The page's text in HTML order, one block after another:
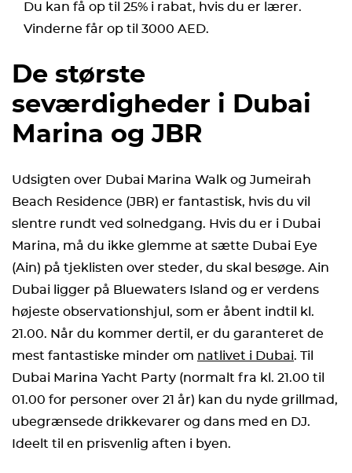
Du kan få op til 25% i rabat, hvis du er lærer.
Vinderne får op til 3000 AED.
De største
seværdigheder i Dubai
Marina og JBR
Udsigten over Dubai Marina Walk og Jumeirah
Beach Residence (JBR) er fantastisk, hvis du vil
slentre rundt ved solnedgang. Hvis du er i Dubai
Marina, må du ikke glemme at sætte Dubai Eye
(Ain) på tjeklisten over steder, du skal besøge. Ain
Dubai ligger på Bluewaters Island og er verdens
højeste observationshjul, som er åbent indtil kl.
21.00. Når du kommer dertil, er du garanteret de
mest fantastiske minder om natlivet i Dubai. Til
Dubai Marina Yacht Party (normalt fra kl. 21.00 til
01.00 for personer over 21 år) kan du nyde grillmad,
ubegrænsede drikkevarer og dans med en DJ.
Ideelt til en prisvenlig aften i byen.